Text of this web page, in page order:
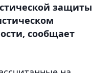
защиты
сообщает